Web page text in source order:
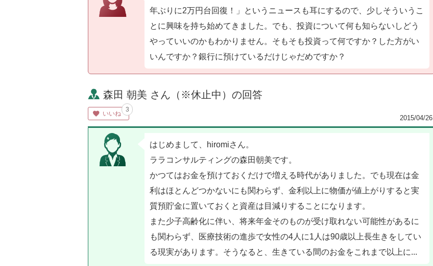
年ぶりに2万円台回復！」というニュースも耳にするので、少しそういうこ
とに興味を持ち始めてきました。でも、投資について何も知らないしどう
やっていいのかもわかりません。そもそも投資って何ですか？した方がい
いんですか？銀行に預けているだけじゃだめですか？
森田 朝美 さん（※休止中）の回答
いいね
3
2015/04/26
はじめまして、hiromiさん。
ララコンサルティングの森田朝美です。
かつてはお金を預けておくだけで増える時代がありました。でも現在は金
利はほとんどつかないにも関わらず、金利以上に物価が値上がりすると実
質預貯金に置いておくと資産は目減りすることになります。
また少子高齢化に伴い、将来年金そのものが受け取れない可能性があるに
も関わらず、医療技術の進歩で女性の4人に1人は90歳以上長生きをしてい
る現実があります。そうなると、生きている間のお金をこれまで以上に...